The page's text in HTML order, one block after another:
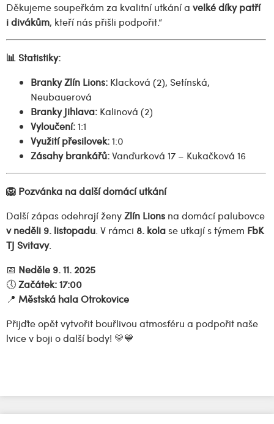
Děkujeme soupeřkám za kvalitní utkání a velké díky patří
i divákům, kteří nás přišli podpořit.“
📊 Statistiky:
Branky Zlín Lions: Klacková (2), Setínská,
Neubauerová
Branky Jihlava: Kalinová (2)
Vyloučení:1:1
Využití přesilovek:1:0
Zásahy brankářů:Vanďurková 17 – Kukačková 16
🦁 Pozvánka na další domácí utkání
Další zápas odehrají ženyZlín Lions na domácí palubovce
v neděli 9. listopadu. V rámci 8. kolase utkají s týmem FbK
TJ Svitavy.
📅 Neděle 9. 11. 2025
🕔Začátek: 17:00
📍 Městská hala Otrokovice
Přijďte opět vytvořit bouřlivou atmosféru a podpořit naše
lvice v boji o další body! 💛💙